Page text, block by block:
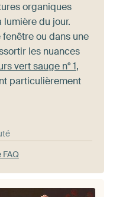
organiques
du jour.
ou dans une
les nuances
vert sauge n° 1,
particulièrement